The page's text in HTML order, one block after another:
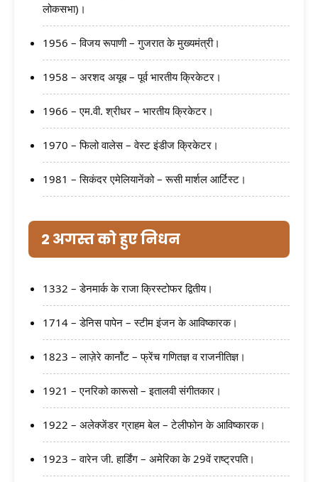
लोकसभा)।
1956 – विजय रूपाणी – गुजरात के मुख्यमंत्री।
1958 – अरशद अयूब – पूर्व भारतीय क्रिकेटर।
1966 – एम.वी. श्रीधर – भारतीय क्रिकेटर।
1970 – फिलो वालेस – वेस्ट इंडीज क्रिकेटर।
1981 – सिकंदर एमेलियानेंको – रूसी मार्शल आर्टिस्ट।
2 अगस्त को हुए निधन
1332 – डेनमार्क के राजा क्रिस्टोफर द्वितीय।
1714 – डेनिस पापेन – स्टीम इंजन के आविष्कारक।
1823 – लाज़ेरे कार्नॉट – फ्रेंच गणितज्ञ व राजनीतिज्ञ।
1921 – एनरिको कारूसो – इतालवी संगीतकार।
1922 – अलेक्जेंडर ग्राहम बेल – टेलीफोन के आविष्कारक।
1923 – वारेन जी. हार्डिंग – अमेरिका के 29वें राष्ट्रपति।